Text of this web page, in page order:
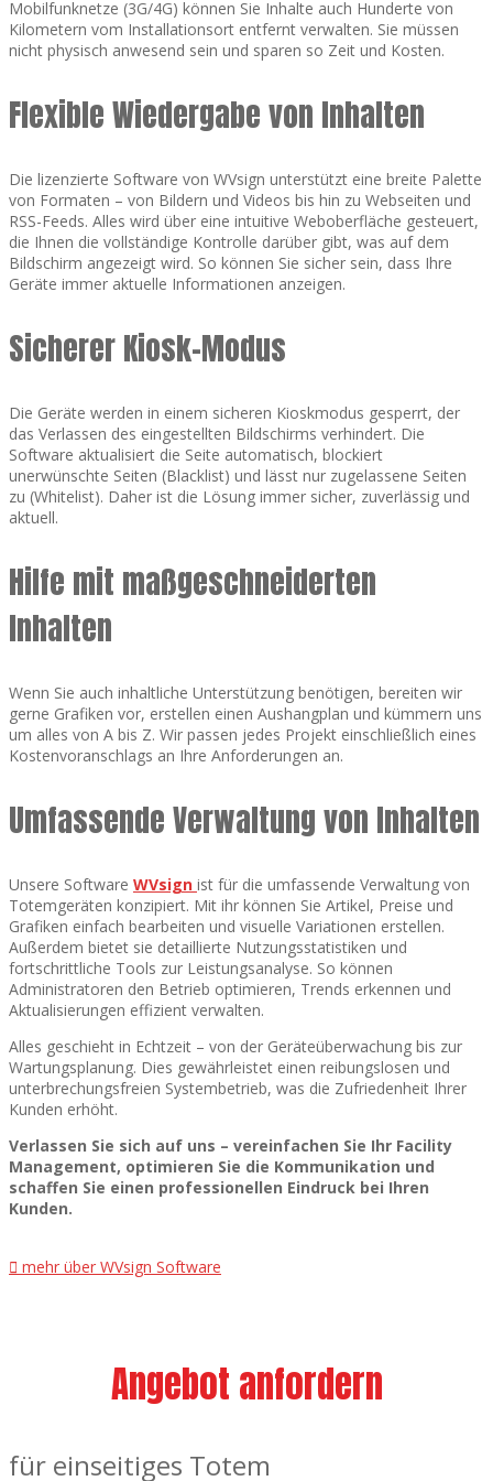
Mobilfunknetze (3G/4G) können Sie Inhalte auch Hunderte von
Kilometern vom Installationsort entfernt verwalten. Sie müssen
nicht physisch anwesend sein und sparen so Zeit und Kosten.
Flexible Wiedergabe von Inhalten
Die lizenzierte Software von WVsign unterstützt eine breite Palette
von Formaten – von Bildern und Videos bis hin zu Webseiten und
RSS-Feeds. Alles wird über eine intuitive Weboberfläche gesteuert,
die Ihnen die vollständige Kontrolle darüber gibt, was auf dem
Bildschirm angezeigt wird. So können Sie sicher sein, dass Ihre
Geräte immer aktuelle Informationen anzeigen.
Sicherer Kiosk-Modus
Die Geräte werden in einem sicheren Kioskmodus gesperrt, der
das Verlassen des eingestellten Bildschirms verhindert. Die
Software aktualisiert die Seite automatisch, blockiert
unerwünschte Seiten (Blacklist) und lässt nur zugelassene Seiten
zu (Whitelist). Daher ist die Lösung immer sicher, zuverlässig und
aktuell.
Hilfe mit maßgeschneiderten
Inhalten
Wenn Sie auch inhaltliche Unterstützung benötigen, bereiten wir
gerne Grafiken vor, erstellen einen Aushangplan und kümmern uns
um alles von A bis Z. Wir passen jedes Projekt einschließlich eines
Kostenvoranschlags an Ihre Anforderungen an.
Umfassende Verwaltung von Inhalten
Unsere Software WVsign ist für die umfassende Verwaltung von
Totemgeräten konzipiert. Mit ihr können Sie Artikel, Preise und
Grafiken einfach bearbeiten und visuelle Variationen erstellen.
Außerdem bietet sie detaillierte Nutzungsstatistiken und
fortschrittliche Tools zur Leistungsanalyse. So können
Administratoren den Betrieb optimieren, Trends erkennen und
Aktualisierungen effizient verwalten.
Alles geschieht in Echtzeit – von der Geräteüberwachung bis zur
Wartungsplanung. Dies gewährleistet einen reibungslosen und
unterbrechungsfreien Systembetrieb, was die Zufriedenheit Ihrer
Kunden erhöht.
Verlassen Sie sich auf uns – vereinfachen Sie Ihr Facility
Management, optimieren Sie die Kommunikation und
schaffen Sie einen professionellen Eindruck bei Ihren
Kunden.
mehr über WVsign Software
Angebot anfordern
für einseitiges Totem